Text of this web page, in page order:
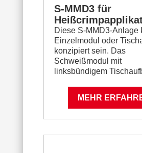
S-MMD3 für
Diese S-MMD3-Anlage
Einzelmodul oder
konzipiert sein. Das
Schweißmodul mit
linksbündigem
MEHR